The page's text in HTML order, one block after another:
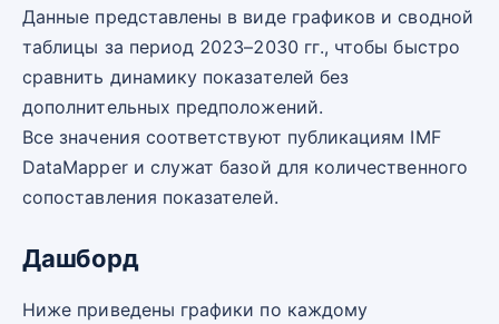
Данные представлены в виде графиков и сводной
таблицы за период 2023–2030 гг., чтобы быстро
сравнить динамику показателей без
дополнительных предположений.
Все значения соответствуют публикациям IMF
DataMapper и служат базой для количественного
сопоставления показателей.
Дашборд
Ниже приведены графики по каждому